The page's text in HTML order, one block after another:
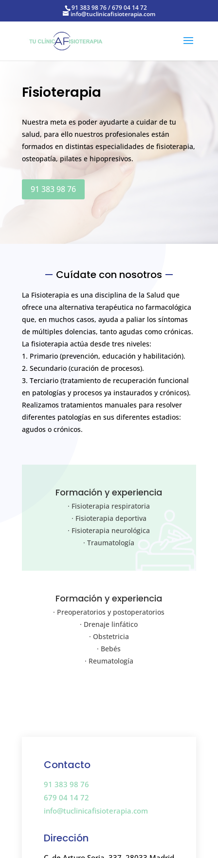
91 383 98 76 / 679 04 14 72
info@tuclinicafisioterapia.com
Fisioterapia
Nuestra meta es poder ayudarte a cuidar de tu
salud, para ello nuestros profesionales están
formados en distintas especialidades de fisioterapia,
osteopatía, pilates e hipopresivos.
91 383 98 76
— Cuídate con nosotros —
La Fisioterapia es una disciplina de la Salud que
ofrece una alternativa terapéutica no farmacológica
que, en muchos casos, ayuda a paliar los síntomas
de múltiples dolencias, tanto agudas como crónicas.
La fisioterapia actúa desde tres niveles:
1. Primario (prevención, educación y habilitación).
2. Secundario (curación de procesos).
3. Terciario (tratamiento de recuperación funcional
en patologías y procesos ya instaurados y crónicos).
Realizamos tratamientos manuales para resolver
diferentes patologías en sus diferentes estadios:
agudos o crónicos.
Formación y experiencia
· Fisioterapia respiratoria
· Fisioterapia deportiva
· Fisioterapia neurológica
· Traumatología
Formación y experiencia
· Preoperatorios y postoperatorios
· Drenaje linfático
· Obstetricia
· Bebés
· Reumatología
Contacto
91 383 98 76
679 04 14 72
info@tuclinicafisioterapia.com
Dirección